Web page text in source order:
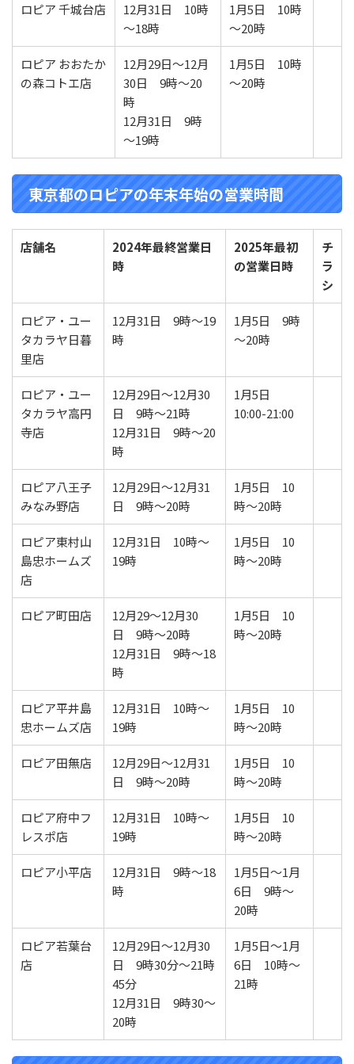
ロピア 千城台店
12月31日 10時
～18時
1月5日 10時
～20時
ロピア おおたか
の森コトエ店
12月29日～12月
30日 9時～20
時
12月31日 9時
～19時
1月5日 10時
～20時
東京都のロピアの年末年始の営業時間
店舗名 2024年最終営業日
時
2025年最初
の営業日時
チ
ラ
シ
ロピア・ユー
タカラヤ日暮
里店
12月31日 9時～19
時
1月5日 9時
～20時
ロピア・ユー
タカラヤ高円
寺店
12月29日～12月30
日 9時～21時
12月31日 9時～20
時
1月5日
10:00-21:00
ロピア八王子
みなみ野店
12月29日～12月31
日 9時～20時
1月5日 10
時～20時
ロピア東村山
島忠ホームズ
店
12月31日 10時～
19時
1月5日 10
時～20時
ロピア町田店
12月29～12月30
日 9時～20時
12月31日 9時～18
時
1月5日 10
時～20時
ロピア平井島
忠ホームズ店
12月31日 10時～
19時
1月5日 10
時～20時
ロピア田無店
12月29日～12月31
日 9時～20時
1月5日 10
時～20時
ロピア府中フ
レスポ店
12月31日 10時～
19時
1月5日 10
時～20時
ロピア小平店
12月31日 9時～18
時
1月5日～1月
6日 9時～
20時
ロピア若葉台
店
12月29日～12月30
日 9時30分～21時
45分
12月31日 9時30～
20時
1月5日～1月
6日 10時～
21時